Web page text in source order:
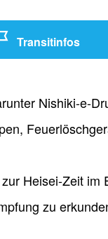
Transitinfos
Nishiki-e-
Heisei-Zeit im
zu